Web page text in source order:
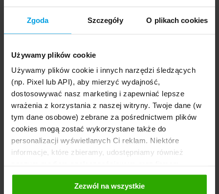
Zgoda Szczegóły O plikach cookies
Używamy plików cookie
Używamy plików cookie i innych narzędzi śledzących
(np. Pixel lub API), aby mierzyć wydajność,
dostosowywać nasz marketing i zapewniać lepsze
wrażenia z korzystania z naszej witryny. Twoje dane (w
tym dane osobowe) zebrane za pośrednictwem plików
cookies mogą zostać wykorzystane także do
personalizacji wyświetlanych Ci reklam. Niektóre
informacje, które zbieramy, udostępniamy również
reklamowym i analitycznym, z którymi współpracujemy.
Te z kolei mogą łączyć te informacje z innymi
Zezwól na wszystkie
Cesja ubezpieczenia samochodu najczęściej
związana jest z udzieleniem kredytu przez
interesy.
4/5
FAQ – najczęściej zadawane pytania o cesję
wierzytelności
Kiedy potrzebna jest umowa cesji wierzytelności?